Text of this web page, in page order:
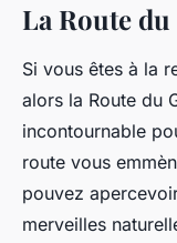
La Route
Si vous êtes à la
alors la Route du
incontournable
route vous
pouvez
merveilles